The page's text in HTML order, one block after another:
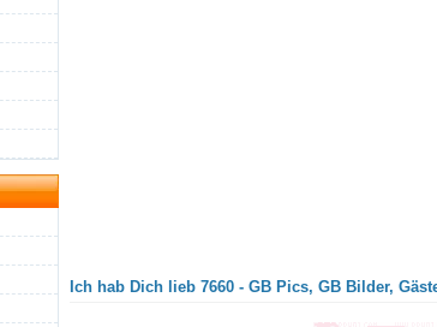
Ich hab Dich lieb 7660 - GB Pics, GB Bilder,